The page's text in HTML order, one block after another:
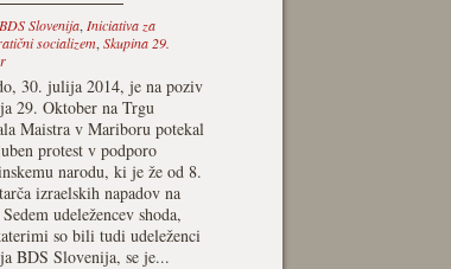
BDS Slovenija, Iniciativa za
socializem, Skupina 29.
30. julija 2014, je na poziv
29. Oktober na Trgu
Maistra v Mariboru potekal
protest v podporo
narodu, ki je že od 8.
izraelskih napadov na
udeležencev shoda,
so bili tudi udeleženci
BDS Slovenija, se je...